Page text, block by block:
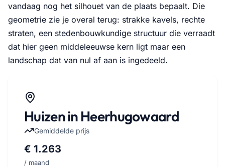
vandaag nog het silhouet van de plaats bepaalt. Die
geometrie zie je overal terug: strakke kavels, rechte
straten, een stedenbouwkundige structuur die verraadt
dat hier geen middeleeuwse kern ligt maar een
landschap dat van nul af aan is ingedeeld.
Huizen in Heerhugowaard
Gemiddelde prijs
€ 1.263
/ maand